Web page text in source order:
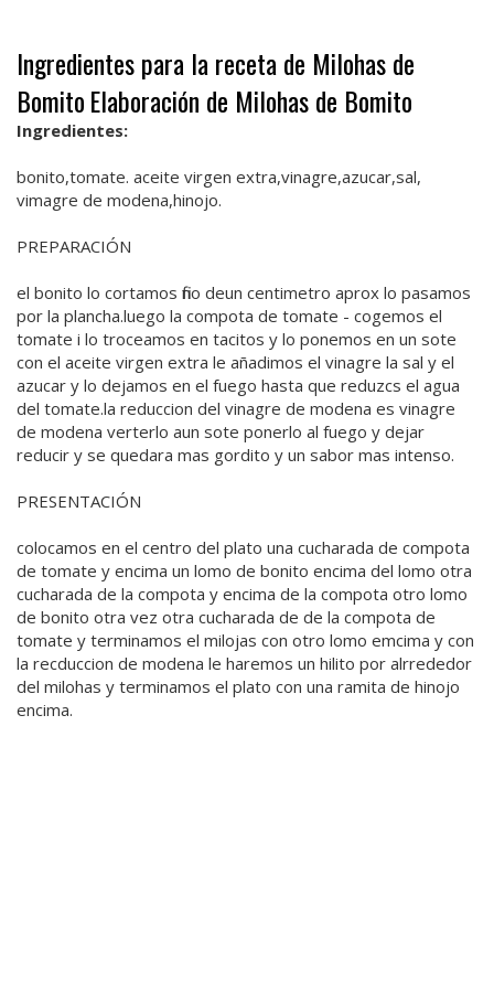
Ingredientes para la receta de Milohas de
BomitoElaboración de Milohas de Bomito
Ingredientes:
bonito,tomate. aceite virgen extra,vinagre,azucar,sal,
vimagre de modena,hinojo.
PREPARACIÓN
el bonito lo cortamos fino deun centimetro aprox lo pasamos
por la plancha.luego la compota de tomate - cogemos el
tomate i lo troceamos en tacitos y lo ponemos en un sote
con el aceite virgen extra le añadimos el vinagre la sal y el
azucar y lo dejamos en el fuego hasta que reduzcs el agua
del tomate.la reduccion del vinagre de modena es vinagre
de modena verterlo aun sote ponerlo al fuego y dejar
reducir y se quedara mas gordito y un sabor mas intenso.
PRESENTACIÓN
colocamos en el centro del plato una cucharada de compota
de tomate y encima un lomo de bonito encima del lomo otra
cucharada de la compota y encima de la compota otro lomo
de bonito otra vez otra cucharada de de la compota de
tomate y terminamos el milojas con otro lomo emcima y con
la recduccion de modena le haremos un hilito por alrrededor
del milohas y terminamos el plato con una ramita de hinojo
encima.